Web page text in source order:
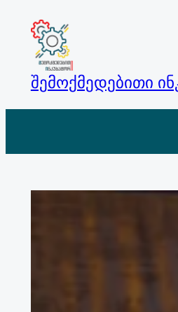
content
შემოქმედებითი